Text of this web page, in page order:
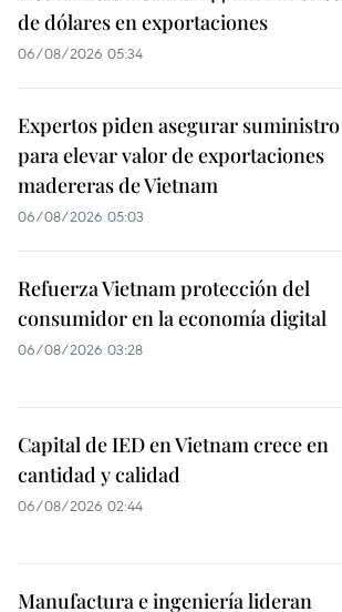
de dólares en exportaciones
06/08/2026 05:34
Expertos piden asegurar suministro
para elevar valor de exportaciones
madereras de Vietnam
06/08/2026 05:03
Refuerza Vietnam protección del
consumidor en la economía digital
06/08/2026 03:28
Capital de IED en Vietnam crece en
cantidad y calidad
06/08/2026 02:44
Manufactura e ingeniería lideran